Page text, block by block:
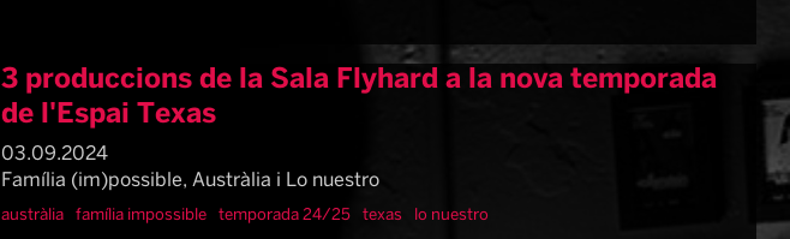
3 produccions de la Sala Flyhard a la nova temporada
de l'Espai Texas
03.09.2024
Família (im)possible, Austràlia i Lo nuestro
austràlia família impossible temporada 24/25 texas lo nuestro